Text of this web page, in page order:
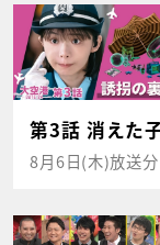
第3話 消えた
8月6日(木)放送分